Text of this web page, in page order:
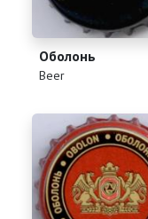
Оболонь
(Beer)